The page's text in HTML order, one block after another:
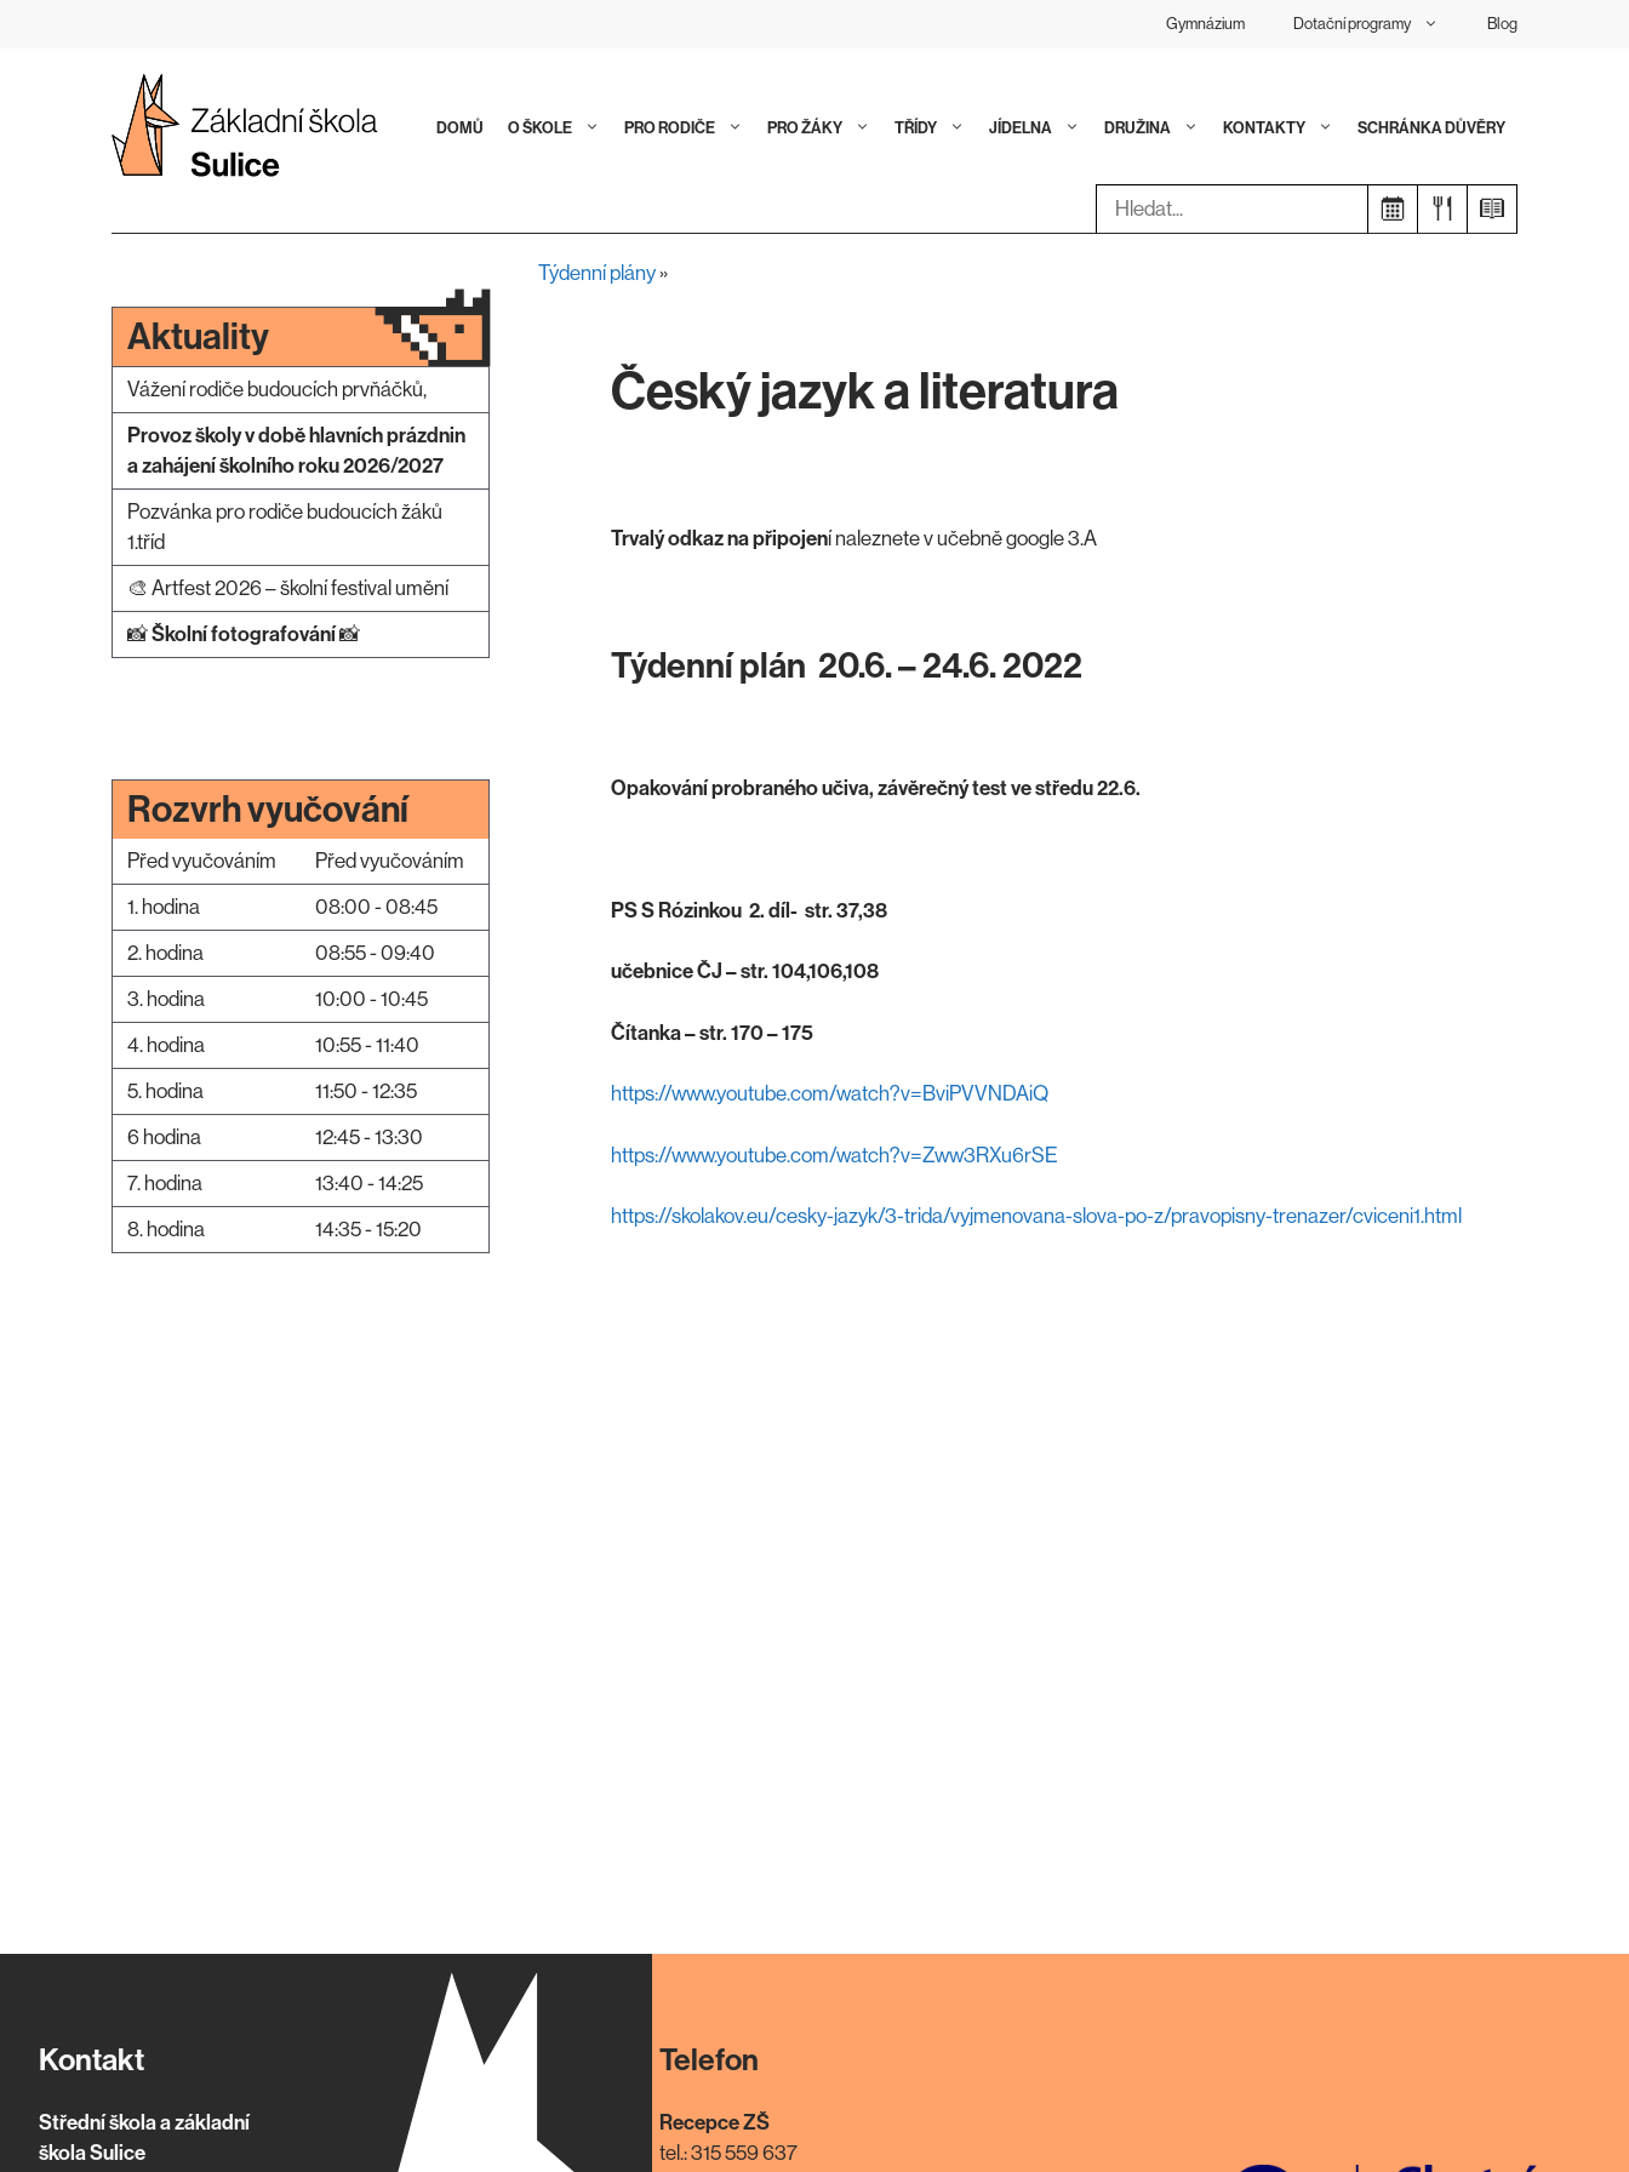
Gymnázium Dotační programy Blog
DOMŮ O ŠKOLE PRO RODIČE PRO ŽÁKY TŘÍDY JÍDELNA DRUŽINA KONTAKTY SCHRÁNKA DŮVĚRY
Hledat:
Týdenní plány»
Český jazyk a literatura
Trvalý odkaz na připojení naleznete v učebně google 3.A
Týdenní plán 20.6. – 24.6. 2022
Opakování probraného učiva, závěrečný test ve středu 22.6.
PS S Rózinkou 2. díl- str. 37,38
učebnice ČJ – str. 104,106,108
Čítanka – str. 170 – 175
https://www.youtube.com/watch?v=BviPVVNDAiQ
https://www.youtube.com/watch?v=Zww3RXu6rSE
https://skolakov.eu/cesky-jazyk/3-trida/vyjmenovana-slova-po-z/pravopisny-trenazer/cviceni1.html
Aktuality
Vážení rodiče budoucích prvňáčků,
Provoz školy v době hlavních prázdnin
a zahájení školního roku 2026/2027
Pozvánka pro rodiče budoucích žáků
1.tříd
🎨 Artfest 2026 – školní festival umění
📸Školní fotografování📸
Rozvrh vyučování
Před vyučováním
Před vyučováním
1. hodina
08:00 - 08:45
2. hodina
08:55 - 09:40
3. hodina
10:00 - 10:45
4. hodina
10:55 - 11:40
5. hodina
11:50 - 12:35
6 hodina
12:45 - 13:30
7. hodina
13:40 - 14:25
8. hodina
14:35 - 15:20
Kontakt
Střední škola a základní
škola Sulice
Telefon
Recepce ZŠ
tel.: 315 559 637